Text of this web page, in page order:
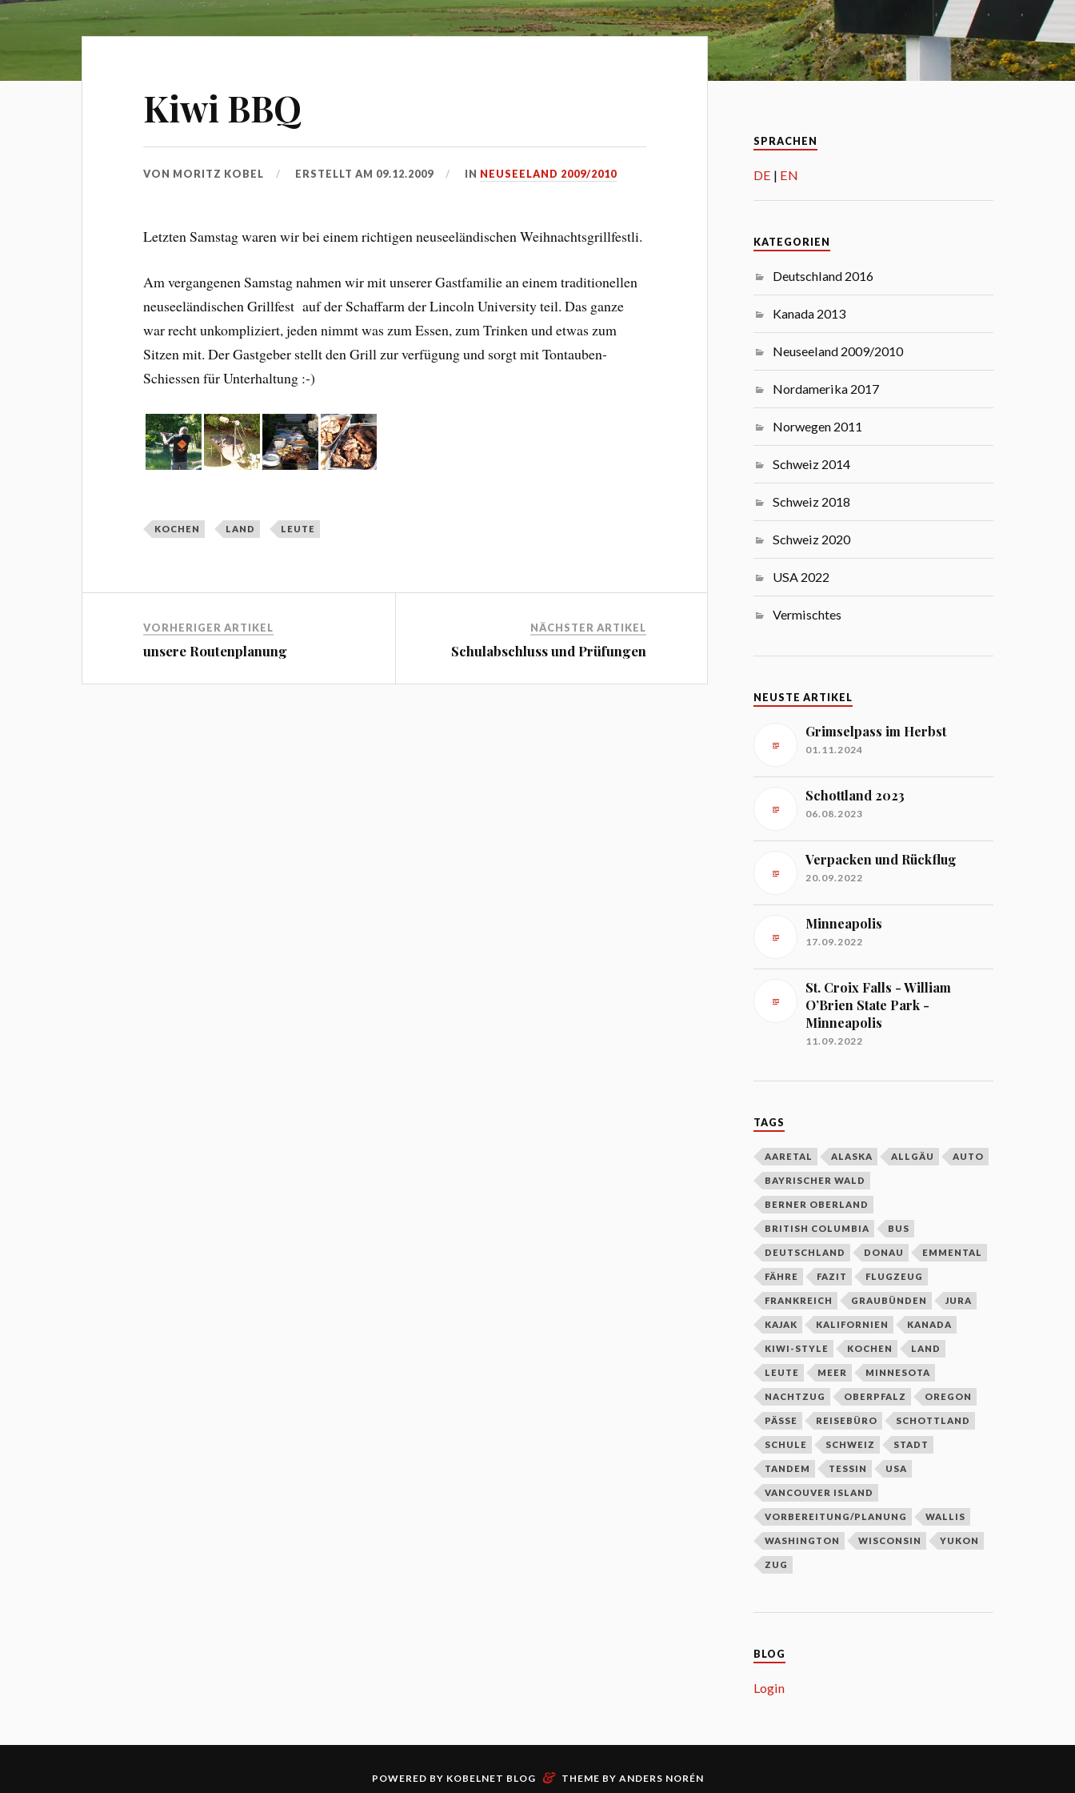
Kiwi BBQ
VON MORITZ KOBEL ERSTELLT AM 09.12.2009 IN NEUSEELAND 2009/2010
Letzten Samstag waren wir bei einem richtigen neuseeländischen Weihnachtsgrillfestli.
Am vergangenen Samstag nahmen wir mit unserer Gastfamilie an einem traditionellen
neuseeländischen Grillfest auf der Schaffarm der Lincoln University teil. Das ganze
war recht unkompliziert, jeden nimmt was zum Essen, zum Trinken und etwas zum
Sitzen mit. Der Gastgeber stellt den Grill zur verfügung und sorgt mit Tontauben-
Schiessen für Unterhaltung :-)
KOCHEN LAND LEUTE
VORHERIGER ARTIKEL
unsere Routenplanung
NÄCHSTER ARTIKEL
Schulabschluss und Prüfungen
SPRACHEN
DE EN
KATEGORIEN
Deutschland 2016
Kanada 2013
Neuseeland 2009/2010
Nordamerika 2017
Norwegen 2011
Schweiz 2014
Schweiz 2018
Schweiz 2020
USA 2022
Vermischtes
NEUSTE ARTIKEL
Grimselpass im Herbst
01.11.2024
Schottland 2023
06.08.2023
Verpacken und Rückflug
20.09.2022
Minneapolis
17.09.2022
St. Croix Falls - William
O’Brien State Park -
Minneapolis
11.09.2022
TAGS
AARETAL ALASKA ALLGÄU AUTO
BAYRISCHER WALD
BERNER OBERLAND
BRITISH COLUMBIA BUS
DEUTSCHLAND DONAU EMMENTAL
FÄHRE FAZIT FLUGZEUG
FRANKREICH GRAUBÜNDEN JURA
KAJAK KALIFORNIEN KANADA
KIWI-STYLE KOCHEN LAND
LEUTE MEER MINNESOTA
NACHTZUG OBERPFALZ OREGON
PÄSSE REISEBÜRO SCHOTTLAND
SCHULE SCHWEIZ STADT
TANDEM TESSIN USA
VANCOUVER ISLAND
VORBEREITUNG/PLANUNG WALLIS
WASHINGTON WISCONSIN YUKON
ZUG
BLOG
Login
POWERED BY KOBELNET BLOG & THEME BY ANDERS NORÉN